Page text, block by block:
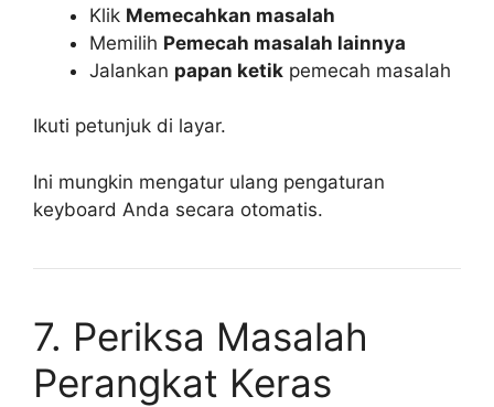
Klik Memecahkan masalah
Memilih Pemecah masalah lainnya
Jalankan papan ketik pemecah masalah
Ikuti petunjuk di layar.
Ini mungkin mengatur ulang pengaturan
keyboard Anda secara otomatis.
7. Periksa Masalah
Perangkat Keras